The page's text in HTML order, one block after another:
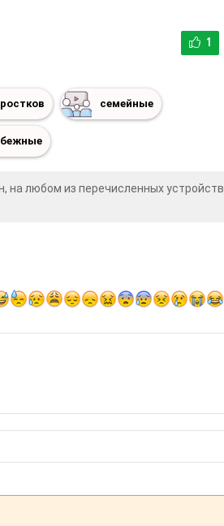
1
семейные
на любом из перечисленных устройств